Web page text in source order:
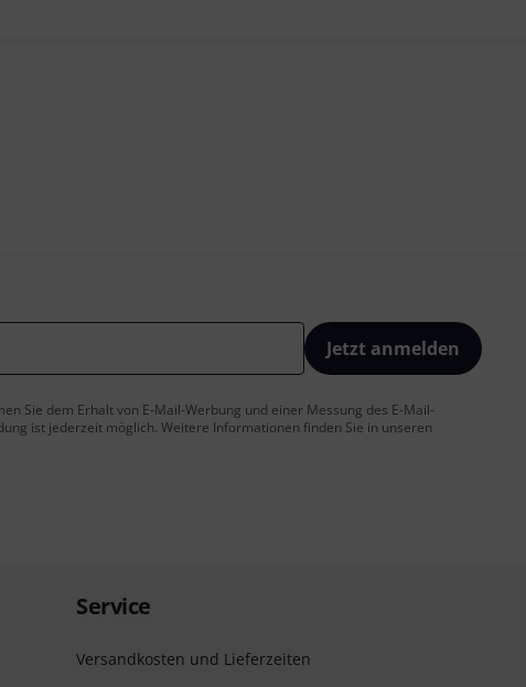
Jetzt anmelden
Sie dem Erhalt von E-Mail-Werbung und einer Messung des E-Mail-
ist jederzeit möglich. Weitere Informationen finden Sie in unseren
Service
Versandkosten und Lieferzeiten